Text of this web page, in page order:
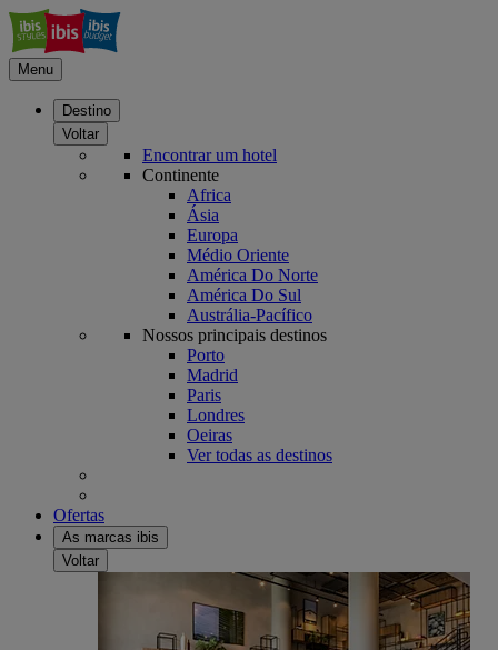
Menu
Destino
Voltar
Encontrar um hotel
Continente
Africa
Ásia
Europa
Médio Oriente
América Do Norte
América Do Sul
Austrália-Pacífico
Nossos principais destinos
Porto
Madrid
Paris
Londres
Oeiras
Ver todas as destinos
Ofertas
As marcas ibis
Voltar